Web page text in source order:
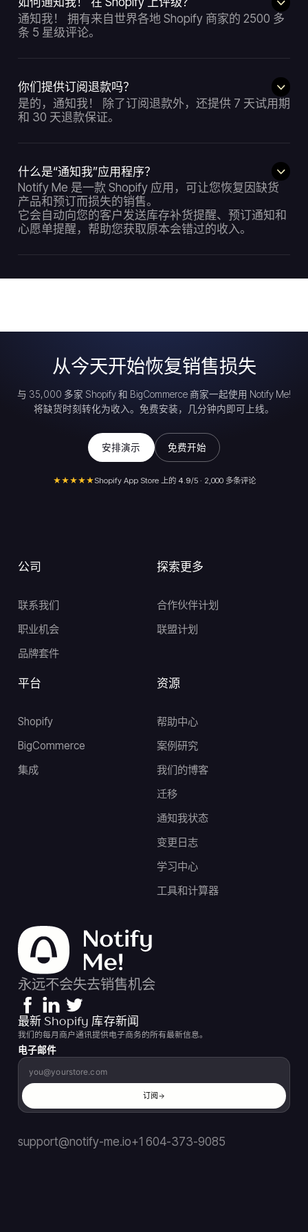
通知我！ 拥有来自世界各地 Shopify 商家的 2500 多
条 5 星级评论。
你们提供订阅退款吗？
是的，通知我！ 除了订阅退款外，还提供 7 天试用期
和 30 天退款保证。
什么是“通知我”应用程序？
Notify Me 是一款 Shopify 应用，可让您恢复因缺货
产品和预订而损失的销售。
它会自动向您的客户发送库存补货提醒、预订通知和
心愿单提醒，帮助您获取原本会错过的收入。
从今天开始恢复销售损失
与 35,000 多家 Shopify 和 BigCommerce 商家一起使用 Notify Me!
将缺货时刻转化为收入。免费安装，几分钟内即可上线。
安排演示 免费开始
★★★★★Shopify App Store 上的 4.9/5 · 2,000 多条评论
公司
联系我们
职业机会
品牌套件
资源
帮助中心
案例研究
我们的博客
迁移
通知我状态
变更日志
学习中心
工具和计算器
探索更多
合作伙伴计划
联盟计划
平台
Shopify
BigCommerce
集成
永远不会失去销售机会
最新 Shopify 库存新闻
我们的每月商户通讯提供电子商务的所有最新信息。
电子邮件
订阅
support@notify-me.io+1 604-373-9085